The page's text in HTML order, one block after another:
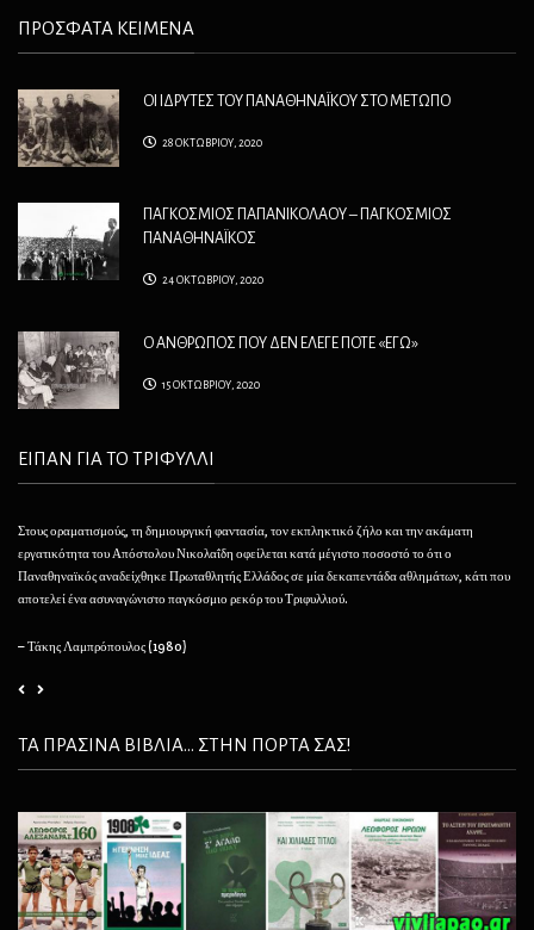
ΠΡΟΣΦΑΤΑ ΚΕΙΜΕΝΑ
ΟΙ ΙΔΡΥΤΕΣ ΤΟΥ ΠΑΝΑΘΗΝΑΪΚΟΥ ΣΤΟ ΜΕΤΩΠΟ
28 ΟΚΤΩΒΡΙΟΥ, 2020
ΠΑΓΚΟΣΜΙΟΣ ΠΑΠΑΝΙΚΟΛΑΟΥ – ΠΑΓΚΟΣΜΙΟΣ
ΠΑΝΑΘΗΝΑΪΚΟΣ
24 ΟΚΤΩΒΡΙΟΥ, 2020
Ο ΑΝΘΡΩΠΟΣ ΠΟΥ ΔΕΝ ΕΛΕΓΕ ΠΟΤΕ «ΕΓΩ»
15 ΟΚΤΩΒΡΙΟΥ, 2020
ΕΙΠΑΝ ΓΙΑ ΤΟ ΤΡΙΦΥΛΛΙ
Στους οραματισμούς, τη δημιουργική φαντασία, τον εκπληκτικό ζήλο και την ακάματη
εργατικότητα του Απόστολου Νικολαΐδη οφείλεται κατά μέγιστο ποσοστό το ότι ο
Παναθηναϊκός αναδείχθηκε Πρωταθλητής Ελλάδος σε μία δεκαπεντάδα αθλημάτων, κάτι που
αποτελεί ένα ασυναγώνιστο παγκόσμιο ρεκόρ του Τριφυλλιού.
– Τάκης Λαμπρόπουλος (1980)
ΤΑ ΠΡΑΣΙΝΑ ΒΙΒΛΙΑ... ΣΤΗΝ ΠΟΡΤΑ ΣΑΣ!